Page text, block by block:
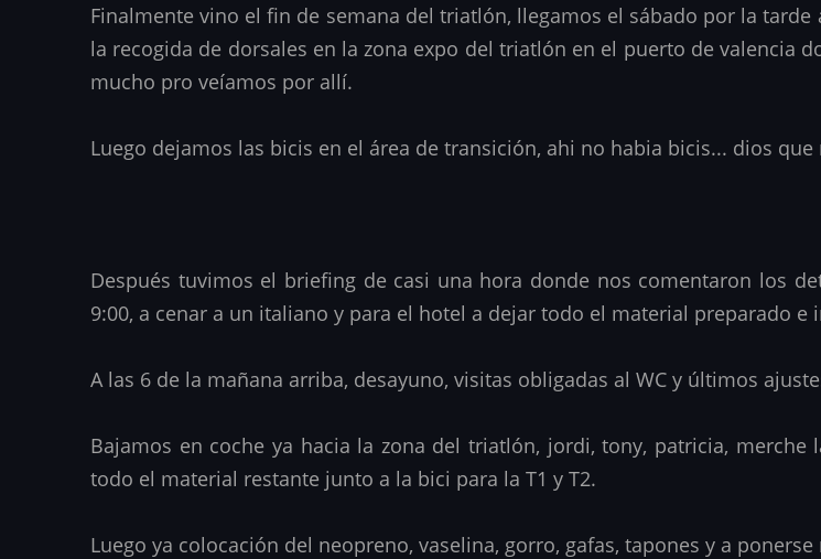
Finalmente vino el fin de semana del triatlón, llegamos el sábado por la
la recogida de dorsales en la zona expo del triatlón en el puerto de valencia
mucho pro veíamos por allí.
Luego dejamos las bicis en el área de transición, ahi no habia bicis... dios
Después tuvimos el briefing de casi una hora donde nos comentaron los
9:00, a cenar a un italiano y para el hotel a dejar todo el material preparado
A las 6 de la mañana arriba, desayuno, visitas obligadas al WC y últimos
Bajamos en coche ya hacia la zona del triatlón, jordi, tony, patricia,
todo el material restante junto a la bici para la T1 y T2.
Luego ya colocación del neopreno, vaselina, gorro, gafas, tapones y a